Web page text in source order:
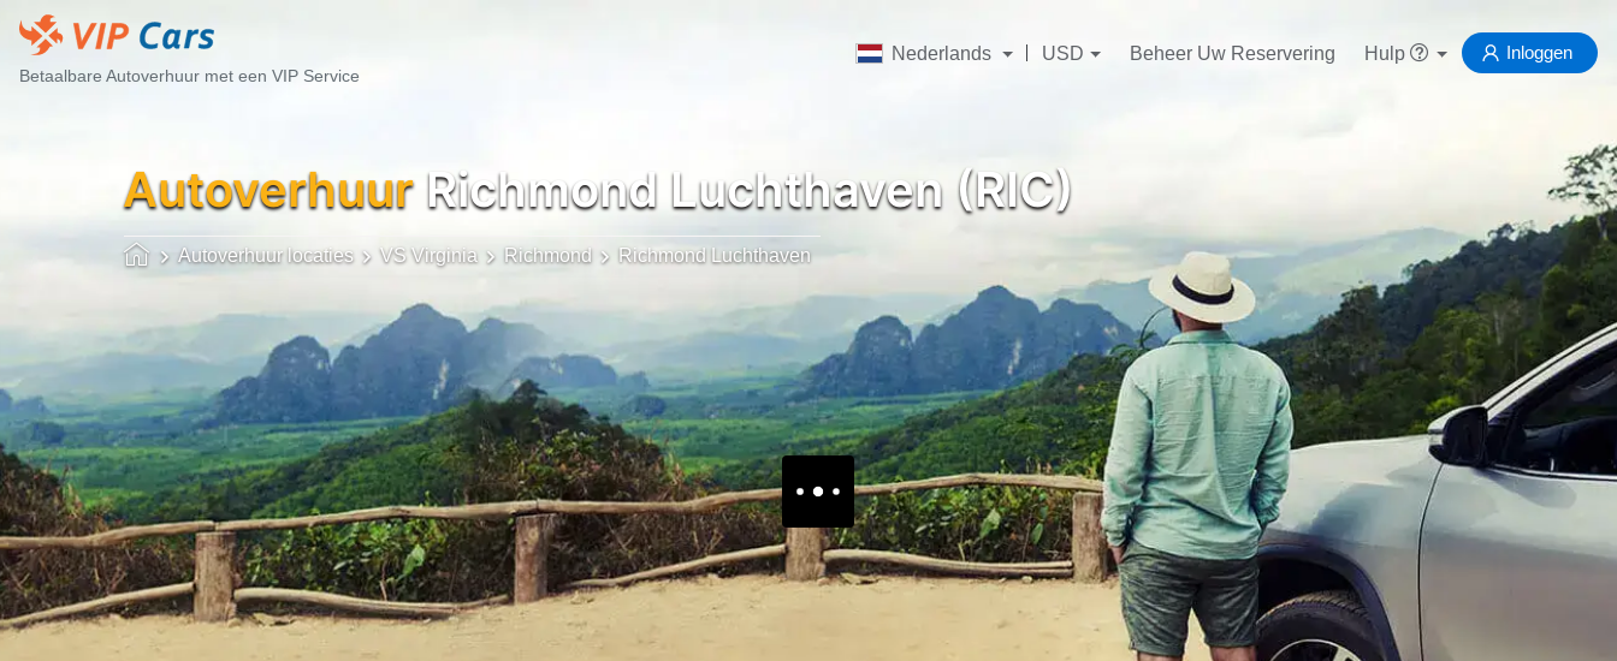
Betaalbare Autoverhuur met een VIP Service
Nederlands USD Beheer Uw Reservering Hulp Inloggen
AutoverhuurRichmond Luchthaven (RIC)
Autoverhuur locaties VS Virginia Richmond Richmond Luchthaven